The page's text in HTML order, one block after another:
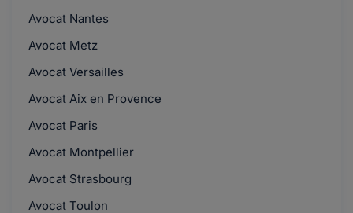
Avocat Nantes
Avocat Metz
Avocat Versailles
Avocat Aix en Provence
Avocat Paris
Avocat Montpellier
Avocat Strasbourg
Avocat Toulon